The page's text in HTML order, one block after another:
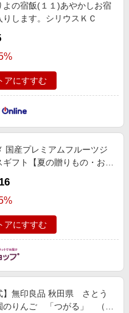
よの宿飯(１１)あやかしお宿
りします。シリウスＫＣ
アにすすむ
国産プレミアムフルーツジ
ギフト【夏の贈りもの・お中
アにすすむ
】無印良品 秋田県 さとう
のりんご 「つがる」 （調